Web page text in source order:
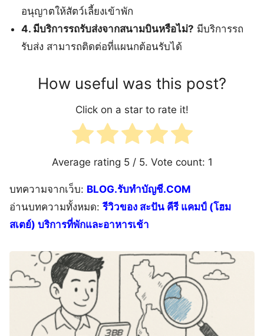
อนุญาตให้สัตว์เลี้ยงเข้าพัก
4. มีบริการรถรับส่งจากสนามบินหรือไม่? มีบริการรถ
รับส่ง สามารถติดต่อที่แผนกต้อนรับได้
How useful was this post?
Click on a star to rate it!
Average rating 5/ 5. Vote count: 1
บทความจากเว็บ: BLOG.รับทำบัญชี.COM
อ่านบทความทั้งหมด:รีวิวของ สะปัน คีรี แคมป์ (โฮม
สเตย์) บริการที่พักและอาหารเช้า